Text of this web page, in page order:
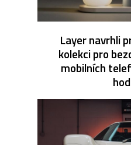
Layer navrhli
kolekci pro
mobilních